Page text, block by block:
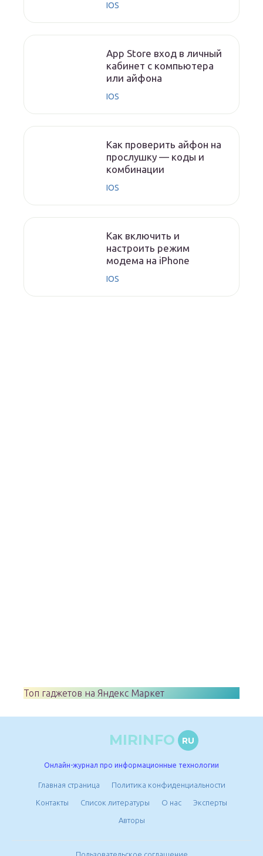
IOS
App Store вход в личный
кабинет с компьютера
или айфона
IOS
Как проверить айфон на
прослушку — коды и
комбинации
IOS
Как включить и
настроить режим
модема на iPhone
IOS
Топ гаджетов на Яндекс Маркет
MIRINFO RU
Онлайн-журнал про информационные технологии
Главная страница Политика конфиденциальности
Контакты Список литературы О нас Эксперты
Авторы
Пользовательское соглашение